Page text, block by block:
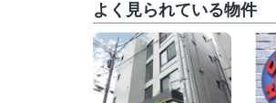
よく見られている物件